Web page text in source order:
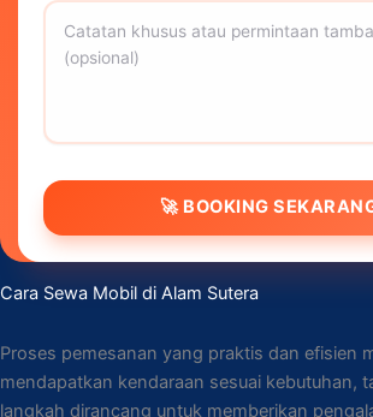
🚀 BOOKING
Cara Sewa Mobil di Alam Sutera
Proses pemesanan yang praktis dan efisien
mendapatkan kendaraan sesuai kebutuhan,
langkah dirancang untuk memberikan